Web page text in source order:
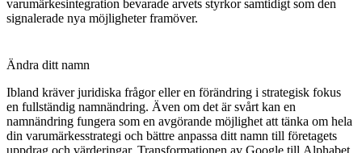
varumärkesintegration bevarade arvets styrkor samtidigt som den
signalerade nya möjligheter framöver.
Ändra ditt namn
Ibland kräver juridiska frågor eller en förändring i strategisk fokus
en fullständig namnändring. Även om det är svårt kan en
namnändring fungera som en avgörande möjlighet att tänka om hela
din varumärkesstrategi och bättre anpassa ditt namn till företagets
uppdrag och värderingar. Transformationen av Google till Alphabet